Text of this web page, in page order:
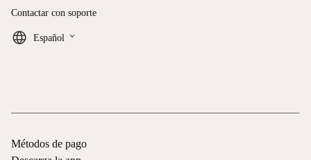
Contactar con soporte
Español keyboard_arrow_down
Métodos de pago